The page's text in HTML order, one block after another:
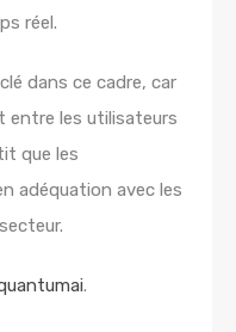
réel.
dans ce cadre, car
entre les utilisateurs
que les
adéquation avec les
.